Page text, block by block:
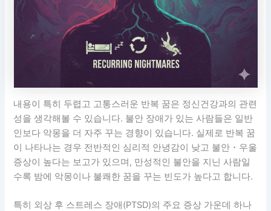
내용이 특히 두렵고 고통스러운 반복 꿈은 정신건강과의 관련
성을 생각해볼 수 있습니다. 불안 장애가 있는 사람들은 일반
인보다 악몽을 더 자주 꾸는 경향이 있습니다. 실제로 반복 꿈
이 나타나는 경우 전반적인 심리적 안녕감이 낮고 불안・우울
증상이 높다는 보고가 있으며, 만성적인 불안을 지닌 사람일
수록 밤에 악몽이나 불쾌한 꿈을 꾸는 빈도가 높다고 합니다.
특히 외상 후 스트레스 장애(PTSD)의 주요 증상 가운데 하나